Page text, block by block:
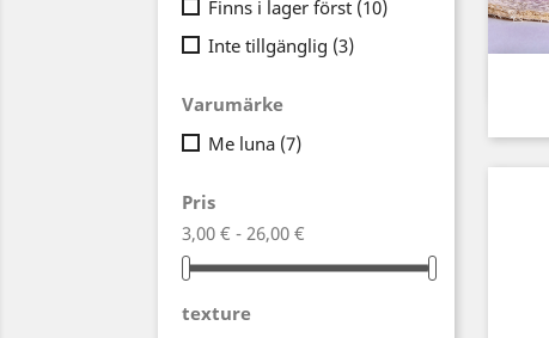
Finns i lager först (10)
Inte tillgänglig (3)
Varumärke
Me luna (7)
Pris
3,00 € - 26,00 €
texture